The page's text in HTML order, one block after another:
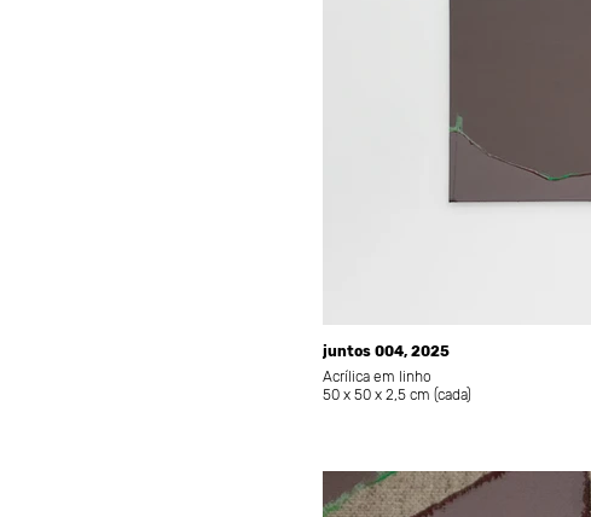
juntos 004, 2025
Acrílica em linho
50 x 50 x 2,5 cm (cada)